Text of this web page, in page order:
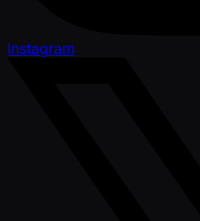
Instagram